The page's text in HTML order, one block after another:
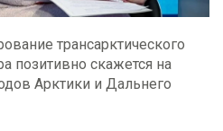
трансарктического
позитивно скажется на
Арктики и Дальнего